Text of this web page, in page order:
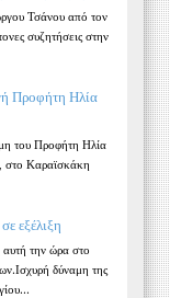
Τσάνου από τον
συζητήσεις στην
Προφήτη Ηλία
του Προφήτη Ηλία
στο Καραϊσκάκη
εξέλιξη
αυτή την ώρα στο
δύναμη της